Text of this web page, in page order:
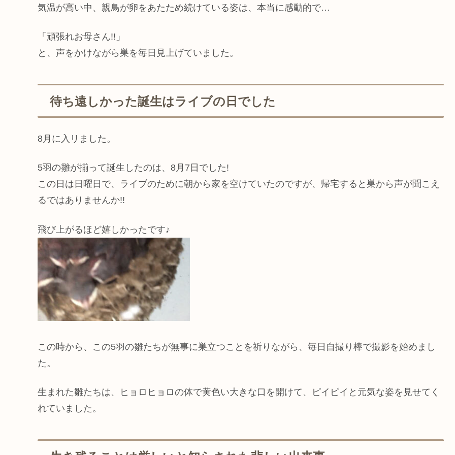
気温が高い中、親鳥が卵をあたため続けている姿は、本当に感動的で…
「頑張れお母さん!!」
と、声をかけながら巣を毎日見上げていました。
待ち遠しかった誕生はライブの日でした
8月に入リました。
5羽の雛が揃って誕生したのは、8月7日でした!
この日は日曜日で、ライブのために朝から家を空けていたのですが、帰宅すると巣から声が聞こえ
るではありませんか!!
飛び上がるほど嬉しかったです♪
この時から、この5羽の雛たちが無事に巣立つことを祈りながら、毎日自撮り棒で撮影を始めまし
た。
生まれた雛たちは、ヒョロヒョロの体で黄色い大きな口を開けて、ピイピイと元気な姿を見せてく
れていました。